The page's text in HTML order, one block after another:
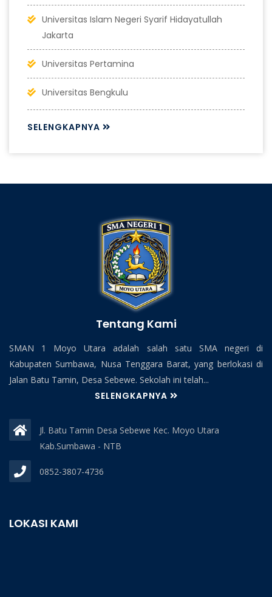
Universitas Islam Negeri Syarif Hidayatullah
Jakarta
Universitas Pertamina
Universitas Bengkulu
SELENGKAPNYA
Tentang Kami
SMAN 1 Moyo Utara adalah salah satu SMA negeri di
Kabupaten Sumbawa, Nusa Tenggara Barat, yang berlokasi di
Jalan Batu Tamin, Desa Sebewe. Sekolah ini telah...
SELENGKAPNYA
Jl. Batu Tamin Desa Sebewe Kec. Moyo Utara
Kab.Sumbawa - NTB
0852-3807-4736
LOKASI KAMI